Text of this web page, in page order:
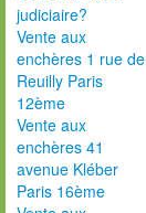
judiciaire?
Vente aux
enchères 1 rue de
Reuilly Paris
12ème
Vente aux
enchères 41
avenue Kléber
Paris 16ème